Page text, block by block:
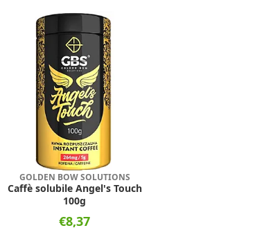
GOLDEN BOW SOLUTIONS
Caffè solubile Angel's Touch
100g
€8,37